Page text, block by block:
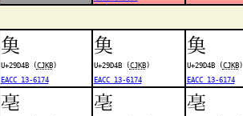
𩵋
U+29D4B (CJKB)
EACC 13-6174
𩵋
U+29D4B (CJKB)
EACC 13-6174
𩵋
U+29D4B (CJKB)
EACC 13-6174
𠅢 𠅢 𠅢